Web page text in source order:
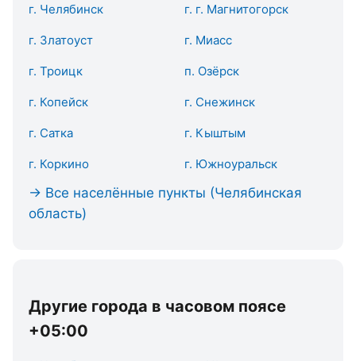
г. Челябинск г. г. Магнитогорск
г. Златоуст г. Миасс
г. Троицк п. Озёрск
г. Копейск г. Снежинск
г. Сатка г. Кыштым
г. Коркино г. Южноуральск
→ Все населённые пункты (Челябинская
область)
Другие города в часовом поясе
+05:00